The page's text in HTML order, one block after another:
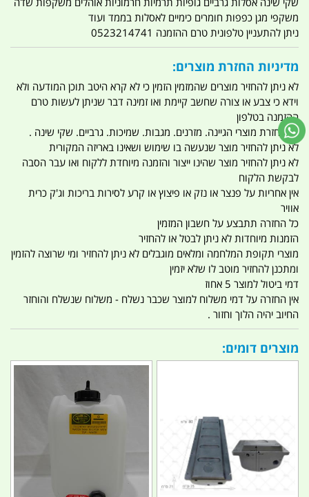
משקפי מגן כפפות חומרים כימיים לאסלות בממד ועוד
ניתן להתעניין טלפונית טרם ההזמנה 0523214741
מדיניות החזרת מוצרים:
לא ניתן להחזיר מוצרים שהמזמין הזמין כי לא קרא היטב תוכן המודעה ולא
וידא כי צבע או צורה שחשב קיימת ואו זמינה דבר שניתן לעשות טרם
ההזמנה בטלפון
אין החזרת מוצרי הגיינה. מזרנים. מגבות. שמיכות. גרביים. שקי שינה .
לא ניתן להחזיר מוצר שנעשה בו שימוש ושאינו באריזה המקורית
לא ניתן להחזיר מוצר שהינו ייצור והזמנה מיוחדת ללקוח ואו עבר הסבה
לבקשת הלקוח
אין אחריות על פנצר או נזק או פיצוץ או קרע לסירות בריכות וג'ק כרית
אוויר
כל החזרה תתבצע על חשבון המזמין
הזמנות מיוחדות לא ניתן לבטל או להחזיר
מוצרי תקופת המלחמה ומלאים מוגבלים לא ניתן להחזיר ומי שרוצה להזמין
ומתכנן להחזיר מוטב לו שלא יזמין
דמי ביטול למוצר 5 אחוז
אין החזרה על דמי משלוח למוצר שכבר נשלח - משלוח שנשלח והוחזר
החיוב יהיה הלוך וחזור .
מוצרים דומים: